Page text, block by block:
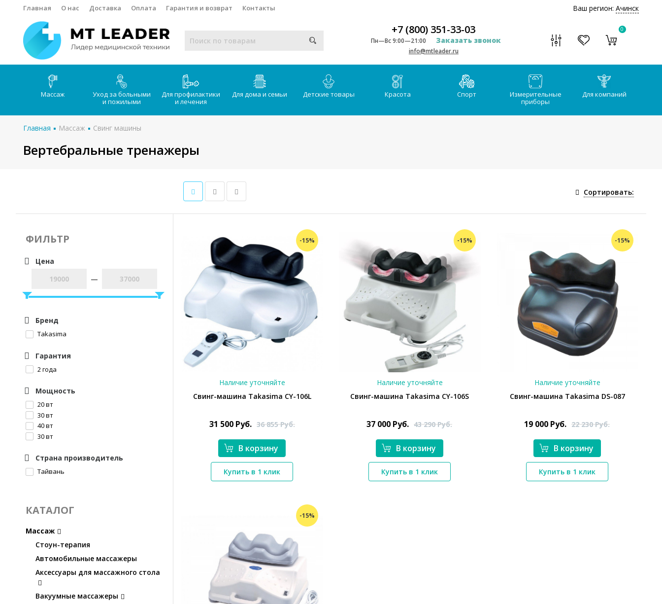
Главная О нас Доставка Оплата Гарантия и возврат Контакты Ваш регион: Ачинск
+7 (800) 351-33-03
Пн—Вс 9:00—21:00 Заказать звонок
info@mtleader.ru
0
Массаж
Уход за больными
и пожилыми
Для профилактики
и лечения
Для дома и семьи Детские товары Красота Спорт
Измерительные
приборы
Для компаний
Главная Массаж Свинг машины
Вертебральные тренажеры
Сортировать:
ФИЛЬТР
Цена
—
Бренд
Takasima
Гарантия
2 года
Мощность
20 вт
30 вт
40 вт
30 вт
Страна производитель
Тайвань
КАТАЛОГ
Массаж
Стоун-терапия
Автомобильные массажеры
Аксессуары для массажного стола
Вакуумные массажеры
-15%
*}
Наличие уточняйте
Свинг-машина Takasima CY-106L
31 500 Руб. 36 855Руб.
В корзину
Купить в 1 клик
-15%
*}
Наличие уточняйте
Свинг-машина Takasima CY-106S
37 000 Руб. 43 290Руб.
В корзину
Купить в 1 клик
-15%
*}
Наличие уточняйте
Свинг-машина Takasima DS-087
19 000 Руб. 22 230Руб.
В корзину
Купить в 1 клик
-15%